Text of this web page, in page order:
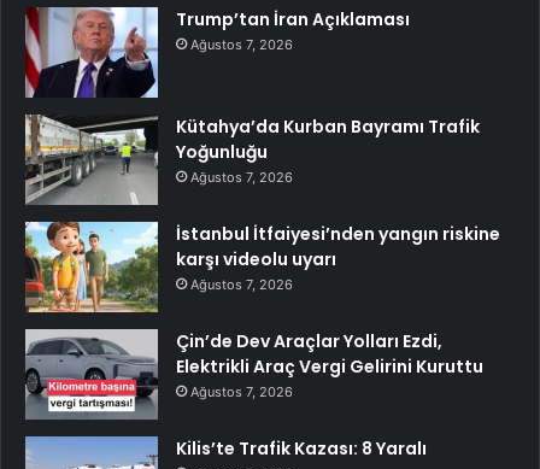
Trump’tan İran Açıklaması
Ağustos 7, 2026
Kütahya’da Kurban Bayramı Trafik
Yoğunluğu
Ağustos 7, 2026
İstanbul İtfaiyesi’nden yangın riskine
karşı videolu uyarı
Ağustos 7, 2026
Çin’de Dev Araçlar Yolları Ezdi,
Elektrikli Araç Vergi Gelirini Kuruttu
Ağustos 7, 2026
Kilis’te Trafik Kazası: 8 Yaralı